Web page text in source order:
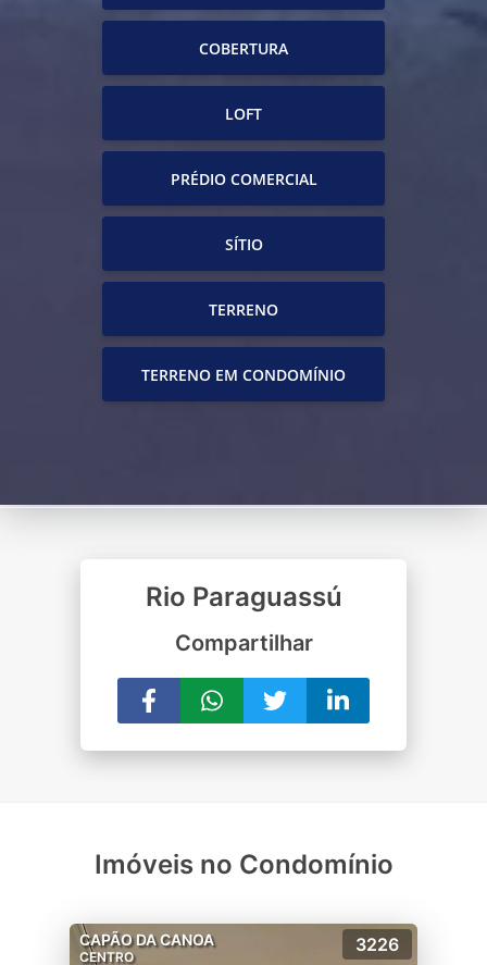
COBERTURA
LOFT
PRÉDIO COMERCIAL
SÍTIO
TERRENO
TERRENO EM CONDOMÍNIO
Rio Paraguassú
Compartilhar
Imóveis no Condomínio
CAPÃO DA CANOA
CENTRO
3226